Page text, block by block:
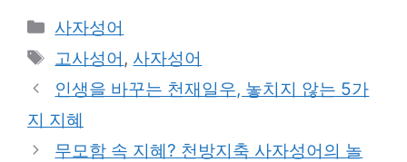
Categories
사자성어
Tags
고사성어 , 사자성어
인생을 바꾸는 천재일우, 놓치지 않는 5가
지 지혜
무모함 속 지혜? 천방지축 사자성어의 놀